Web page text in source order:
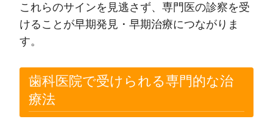
これらのサインを見逃さず、専門医の診察を受
けることが早期発見・早期治療につながりま
す。
歯科医院で受けられる専門的な治
療法